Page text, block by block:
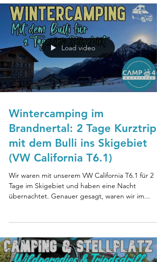
Load video
Wintercamping im
Brandnertal: 2 Tage Kurztrip
mit dem Bulli ins Skigebiet
(VW California T6.1)
Wir waren mit unserem VW California T6.1 für 2
Tage im Skigebiet und haben eine Nacht
übernachtet. Genauer gesagt, waren wir im...